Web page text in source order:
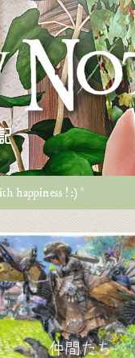
happiness ! :) *
仲間たち